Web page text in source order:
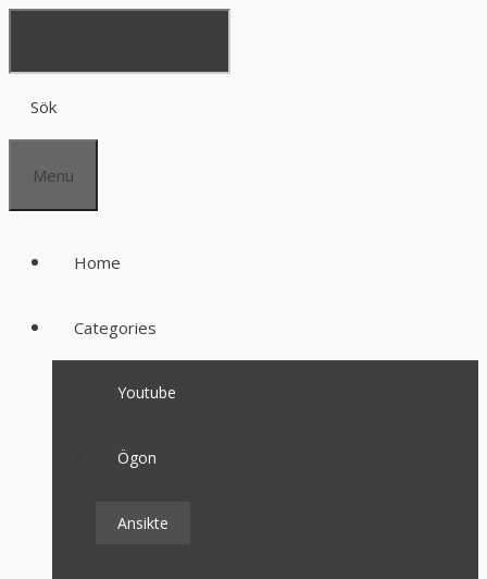
Sök
Menu
Home
Categories
Youtube
Ögon
Ansikte